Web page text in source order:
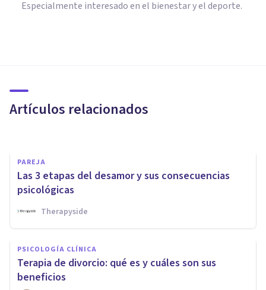
Especialmente interesado en el bienestar y el deporte.
Artículos relacionados
separación
PAREJA
Las 3 etapas del desamor y sus consecuencias
psicológicas
Therapyside
PSICOLOGÍA CLÍNICA
Terapia de divorcio: qué es y cuáles son sus
beneficios
PSICOLOGÍA CLÍNICA
Depresión por ruptura de
pareja: qué es, síntomas,
causas y qué hacer